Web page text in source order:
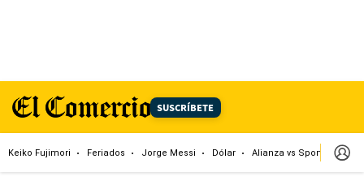
SUSCRÍBETE
Keiko Fujimori Feriados Jorge Messi Dólar Alianza vs Sport Boys